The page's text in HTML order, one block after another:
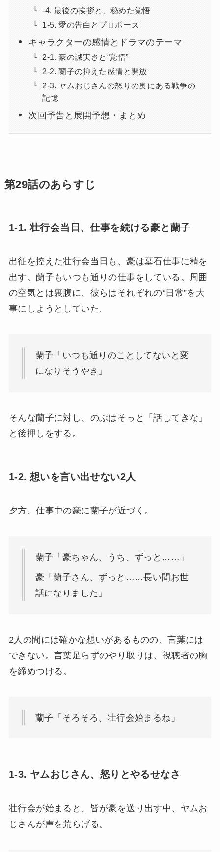
-4. 最後の挨拶と、秘めた覚悟
1-5. 愛の告白とプロポーズ
キャラクターの感情とドラマのテーマ
2-1. 豪の誠実さと“覚悟”
2-2. 蘭子の抑えた感情と開放
2-3. ヤムおじさんの怒りの奥にある戦争の
記憶
次回予告と展開予想・まとめ
第29話のあらすじ
1-1. 壮行会当日、仕事を続ける豪と蘭子
出征を控えた壮行会当日も、豪は墓石仕事に精を
出す。蘭子もいつも通りの仕事をしている。周囲
の空気とは裏腹に、彼らはそれぞれの“日常”を大
事にしようとしていた。
蘭子「いつも通りのことしてないと変
になりそうやき」
そんな蘭子に対し、のぶはそっと「話してきな」
と後押しをする。
1-2. 想いを言い出せない2人
夕方、仕事中の豪に蘭子が近づく。
蘭子「豪ちゃん、うち、ずっと……」
豪「蘭子さん、ずっと……長い間お世
話になりました」
2人の間には確かな想いがあるものの、言葉には
できない。言葉足らずのやり取りは、視聴者の胸
を締めつける。
蘭子「そろそろ、壮行会始まるね」
1-3. ヤムおじさん、怒りとやるせなさ
壮行会が始まると、皆が豪を送り出す中、ヤムお
じさんが声を荒らげる。